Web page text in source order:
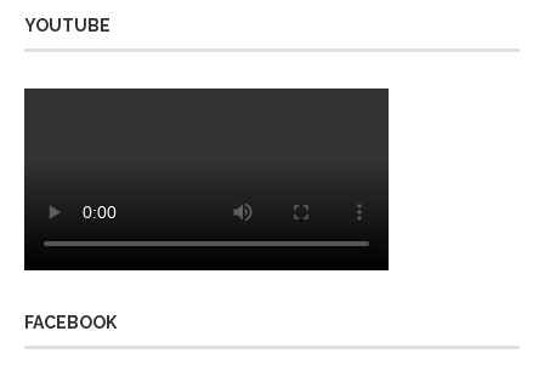
YOUTUBE
FACEBOOK